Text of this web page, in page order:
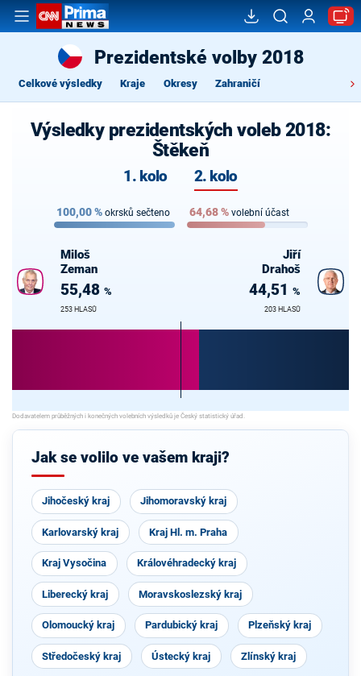
Prezidentské volby 2018
Celkové výsledky Kraje Okresy Zahraničí
Výsledky prezidentských voleb 2018:
Štěkeň
1. kolo 2. kolo
100,00% okrsků sečteno 64,68% volební účast
Miloš
Zeman
55,48 %
253 HLASŮ
Jiří
Drahoš
44,51 %
203 HLASŮ
Jak se volilo ve vašem kraji?
Jihočeský kraj Jihomoravský kraj
Karlovarský kraj Kraj Hl. m. Praha
Kraj Vysočina Královéhradecký kraj
Liberecký kraj Moravskoslezský kraj
Olomoucký kraj Pardubický kraj Plzeňský kraj
Středočeský kraj Ústecký kraj Zlínský kraj